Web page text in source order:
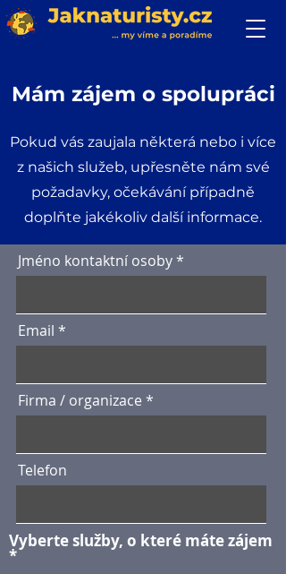
Mám zájem o spolupráci
Pokud vás zaujala některá nebo i více
z našich služeb, upřesněte nám své
požadavky, očekávání případně
doplňte jakékoliv další informace.
Jméno kontaktní osoby
Email
Firma / organizace
Telefon
Vyberte služby, o které máte zájem
*P